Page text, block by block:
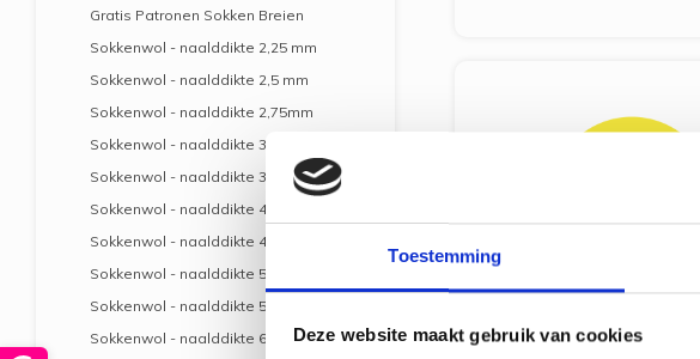
Toestemming
Deze website maakt gebruik van cookies
Gratis Patronen Sokken Breien
Sokkenwol - naalddikte 2,25 mm
Sokkenwol - naalddikte 2,5 mm
Sokkenwol - naalddikte 2,75mm
Sokkenwol - naalddikte 3 mm
Sokkenwol - naalddikte 3,5 mm
Sokkenwol - naalddikte 4 mm
Sokkenwol - naalddikte 4,5 mm
Sokkenwol - naalddikte 5 mm
Sokkenwol - naalddikte 5,5 mm
Sokkenwol - naalddikte 6 mm
Sokkenwol